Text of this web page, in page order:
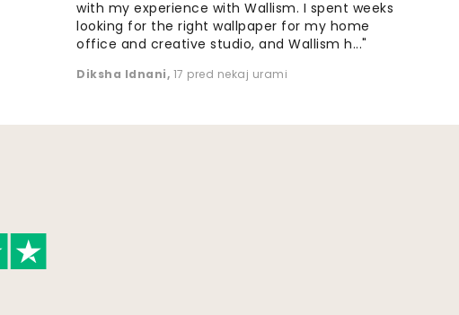
with my experience with Wallism. I spent weeks
looking for the right wallpaper for my home
office and creative studio, and Wallism h..."
Diksha Idnani, 17 pred nekaj urami